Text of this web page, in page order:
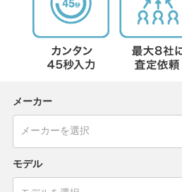
メーカー
モデル